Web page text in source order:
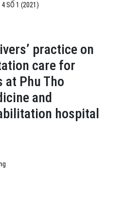
4 SỐ 1 (2021)
practice on
care for
Phu Tho
and
hospital